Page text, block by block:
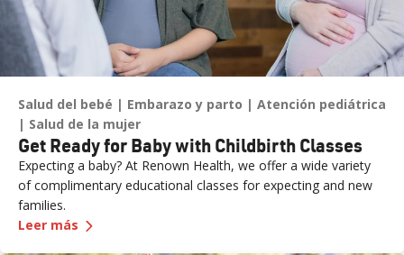
Salud del bebé Embarazo y parto
Atención pediátrica
Salud de la mujer
Get Ready for Baby with Childbirth Classes
Expecting a baby? At Renown Health, we offer a wide variety
of complimentary educational classes for expecting and new
families.
Leer más —